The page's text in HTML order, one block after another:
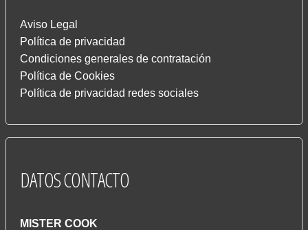
Aviso Legal
Política de privacidad
Condiciones generales de contratación
Política de Cookies
Política de privacidad redes sociales
DATOSCONTACTO
MISTER COOK